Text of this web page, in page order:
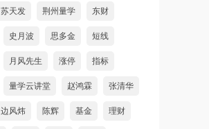
苏天发 荆州量学 东财
史月波 思多金 短线
月风先生 涨停 指标
量学云讲堂 赵鸿霖 张清华
边风炜 陈辉 基金 理财